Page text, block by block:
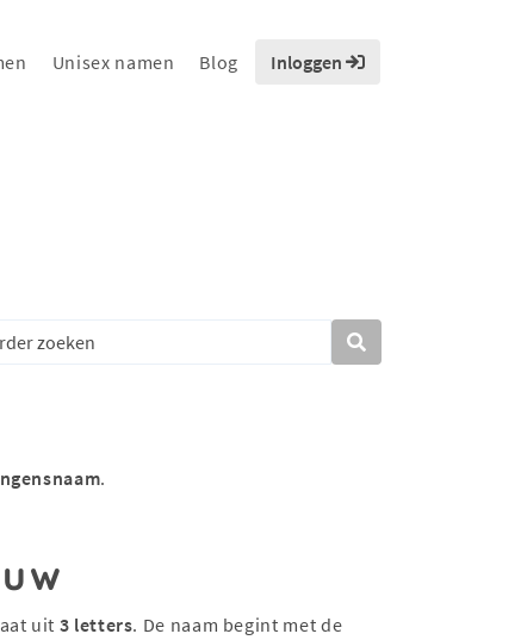
Unisex namen Blog Inloggen
.
uit 3 letters. De naam begint met de